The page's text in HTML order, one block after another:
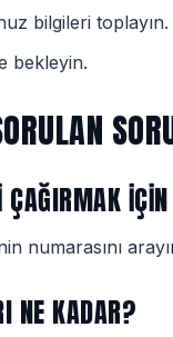
bilgileri toplayın.
bekleyin.
ÇAĞIRMAK
numarasını
NE KADAR?